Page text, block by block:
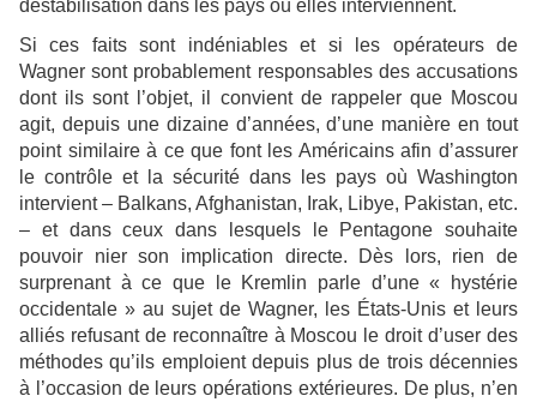
déstabilisation dans les pays où elles interviennent.
Si ces faits sont indéniables et si les opérateurs de
Wagner sont probablement responsables des accusations
dont ils sont l’objet, il convient de rappeler que Moscou
agit, depuis une dizaine d’années, d’une manière en tout
point similaire à ce que font les Américains afin d’assurer
le contrôle et la sécurité dans les pays où Washington
intervient – Balkans, Afghanistan, Irak, Libye, Pakistan, etc.
– et dans ceux dans lesquels le Pentagone souhaite
pouvoir nier son implication directe. Dès lors, rien de
surprenant à ce que le Kremlin parle d’une « hystérie
occidentale » au sujet de Wagner, les États-Unis et leurs
alliés refusant de reconnaître à Moscou le droit d’user des
méthodes qu’ils emploient depuis plus de trois décennies
à l’occasion de leurs opérations extérieures. De plus, n’en